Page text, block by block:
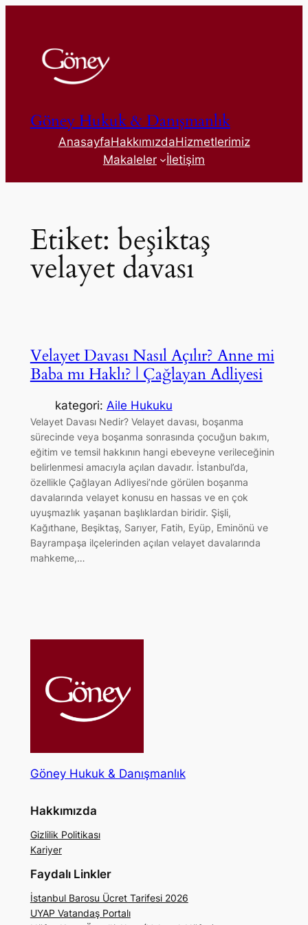
Göney Hukuk & Danışmanlık
AnasayfaHakkımızdaHizmetlerimiz
Makaleler
İletişim
Etiket: beşiktaş
velayet davası
Velayet Davası Nasıl Açılır? Anne mi
Baba mı Haklı? | Çağlayan Adliyesi
kategori: Aile Hukuku
Velayet Davası Nedir? Velayet davası, boşanma
sürecinde veya boşanma sonrasında çocuğun bakım,
eğitim ve temsil hakkının hangi ebeveyne verileceğinin
belirlenmesi amacıyla açılan davadır. İstanbul’da,
özellikle Çağlayan Adliyesi’nde görülen boşanma
davalarında velayet konusu en hassas ve en çok
uyuşmazlık yaşanan başlıklardan biridir. Şişli,
Kağıthane, Beşiktaş, Sarıyer, Fatih, Eyüp, Eminönü ve
Bayrampaşa ilçelerinden açılan velayet davalarında
mahkeme,…
Göney Hukuk & Danışmanlık
Hakkımızda
Gizlilik Politikası
Kariyer
Faydalı Linkler
İstanbul Barosu Ücret Tarifesi 2026
UYAP Vatandaş Portalı